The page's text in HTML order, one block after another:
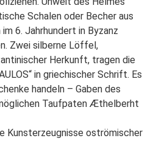
Schalen oder Becher aus
6. Jahrhundert in Byzanz
Zwei silberne Löffel,
Herkunft, tragen die
in griechischer Schrift. Es
handeln – Gaben des
Taufpaten Æthelberht
Kunsterzeugnisse oströmischer